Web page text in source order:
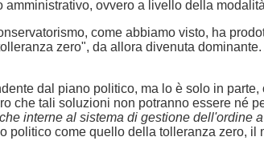
ovvero a livello della
come abbiamo visto, ha
zero", da allora divenuta
dal piano politico, ma lo è solo in
che tali soluzioni non potranno essere né
interne al sistema di gestione
come quello della tolleranza zero,